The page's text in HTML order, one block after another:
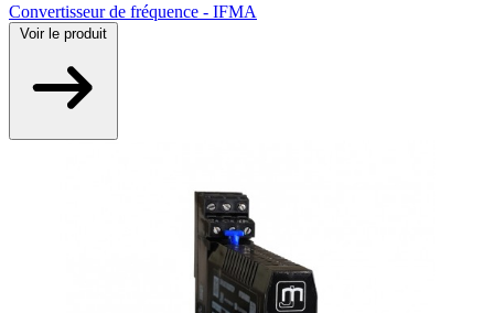
Convertisseur de fréquence - IFMA
Voir le produit